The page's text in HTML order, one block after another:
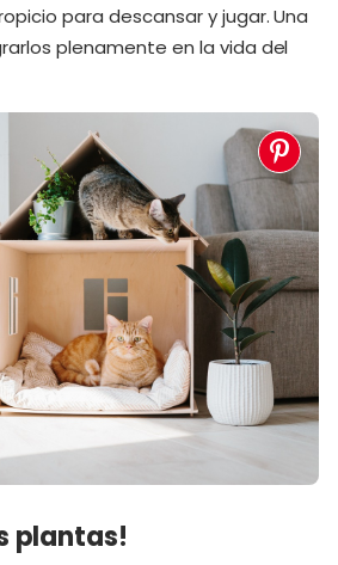
para descansar y jugar. Una
plenamente en la vida del
plantas!